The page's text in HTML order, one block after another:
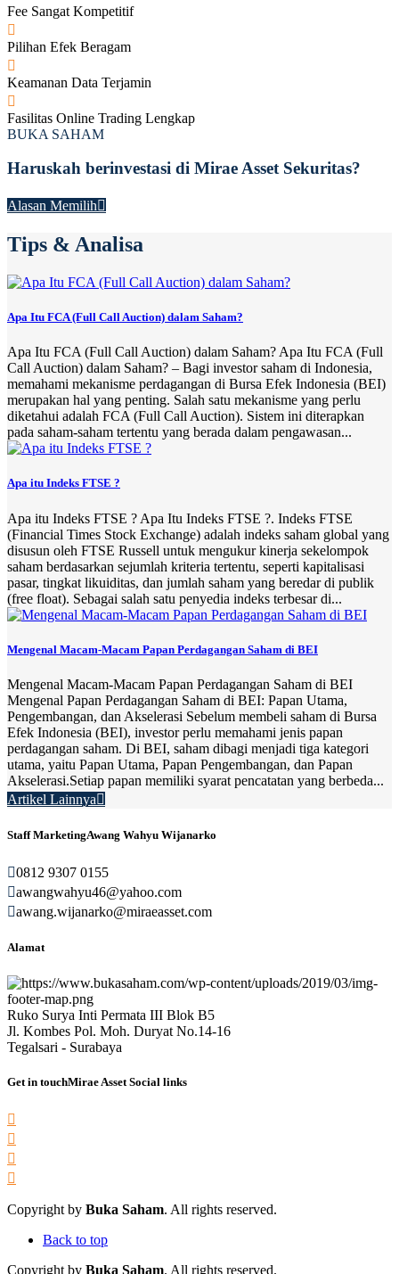
Fee Sangat Kompetitif
Pilihan Efek Beragam
Keamanan Data Terjamin
Fasilitas Online Trading Lengkap
BUKA SAHAM
Haruskah berinvestasi di Mirae Asset Sekuritas?
Alasan Memilih
Tips & Analisa
Apa Itu FCA (Full Call Auction) dalam Saham?
Apa Itu FCA (Full Call Auction) dalam Saham? Apa Itu FCA (Full
Call Auction) dalam Saham? – Bagi investor saham di Indonesia,
memahami mekanisme perdagangan di Bursa Efek Indonesia (BEI)
merupakan hal yang penting. Salah satu mekanisme yang perlu
diketahui adalah FCA (Full Call Auction). Sistem ini diterapkan
pada saham-saham tertentu yang berada dalam pengawasan...
Apa itu Indeks FTSE ?
Apa itu Indeks FTSE ? Apa Itu Indeks FTSE ?. Indeks FTSE
(Financial Times Stock Exchange) adalah indeks saham global yang
disusun oleh FTSE Russell untuk mengukur kinerja sekelompok
saham berdasarkan sejumlah kriteria tertentu, seperti kapitalisasi
pasar, tingkat likuiditas, dan jumlah saham yang beredar di publik
(free float). Sebagai salah satu penyedia indeks terbesar di...
Mengenal Macam-Macam Papan Perdagangan Saham di BEI
Mengenal Macam-Macam Papan Perdagangan Saham di BEI
Mengenal Papan Perdagangan Saham di BEI: Papan Utama,
Pengembangan, dan Akselerasi Sebelum membeli saham di Bursa
Efek Indonesia (BEI), investor perlu memahami jenis papan
perdagangan saham. Di BEI, saham dibagi menjadi tiga kategori
utama, yaitu Papan Utama, Papan Pengembangan, dan Papan
Akselerasi.Setiap papan memiliki syarat pencatatan yang berbeda...
Artikel Lainnya
Staff MarketingAwang Wahyu Wijanarko
0812 9307 0155
awangwahyu46@yahoo.com
awang.wijanarko@miraeasset.com
Alamat
Ruko Surya Inti Permata III Blok B5
Jl. Kombes Pol. Moh. Duryat No.14-16
Tegalsari - Surabaya
Get in touchMirae Asset Social links
Copyright by Buka Saham. All rights reserved.
Back to top
Copyright by Buka Saham. All rights reserved.